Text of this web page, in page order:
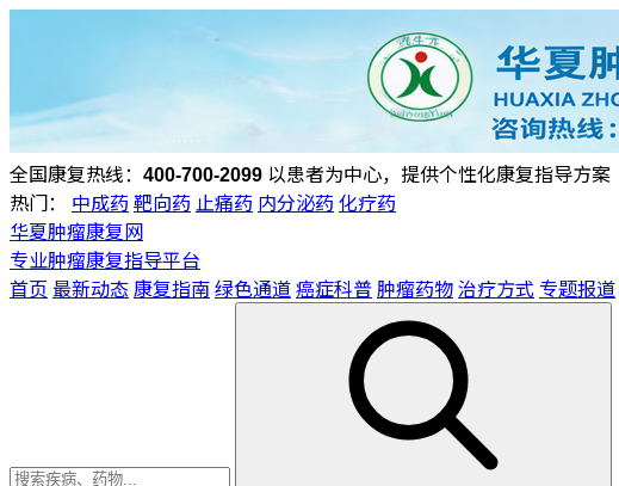
全国康复热线： 400-700-2099 以患者为中心，提供个性化康复指导方案
热门：
中成药 靶向药 止痛药 内分泌药 化疗药
华夏肿瘤康复网
专业肿瘤康复指导平台
首页 最新动态康复指南绿色通道癌症科普肿瘤药物治疗方式 专题报道